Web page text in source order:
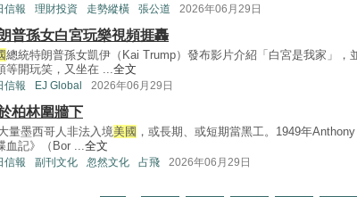
信報 理財投資 走勢縱橫 張公道 2026年06月29日
普孫女白宮玩樂視頻捱轟
總統特朗普孫女凱伊（Kai Trump）發布影片介紹「白宮是我家」，
等開玩笑，又坐在 ... 全文
信報 EJ Global 2026年06月29日
柏林圍牆下
量墨西哥人非法入境美國 ，或長期、或短期當黑工。1949年
血記》（Bor ... 全文
信報 副刊文化 忽然文化 占飛 2026年06月29日